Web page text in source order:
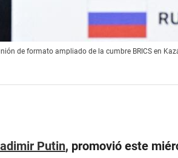
de formato ampliado de la cumbre BRICS en
Putin, promovió este